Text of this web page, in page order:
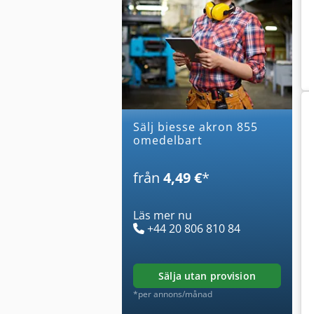
Sälj biesse akron 855
omedelbart
från 4,49 €*
Läs mer nu
+44 20 806 810 84
sälja utan provision
*per annons/månad